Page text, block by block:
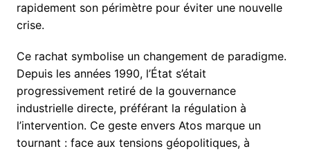
rapidement son périmètre pour éviter une nouvelle
crise.
Ce rachat symbolise un changement de paradigme.
Depuis les années 1990, l’État s’était
progressivement retiré de la gouvernance
industrielle directe, préférant la régulation à
l’intervention. Ce geste envers Atos marque un
tournant : face aux tensions géopolitiques, à